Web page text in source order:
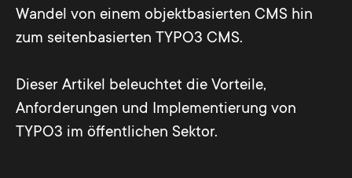
Wandel von einem objektbasierten CMS hin
zum seitenbasierten TYPO3 CMS.
Dieser Artikel beleuchtet die Vorteile,
Anforderungen und Implementierung von
TYPO3 im öffentlichen Sektor.